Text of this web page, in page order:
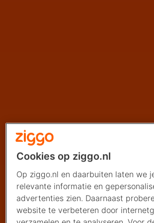
Cookies op ziggo.nl
Op ziggo.nl en daarbuiten laten we
relevante informatie en
advertenties zien. Daarnaast
website te verbeteren door